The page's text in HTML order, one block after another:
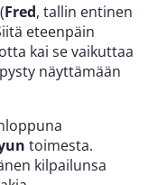
(Fred, tallin entinen
eteenpäin
kai se vaikuttaa
näyttämään
toimesta.
kilpailunsa